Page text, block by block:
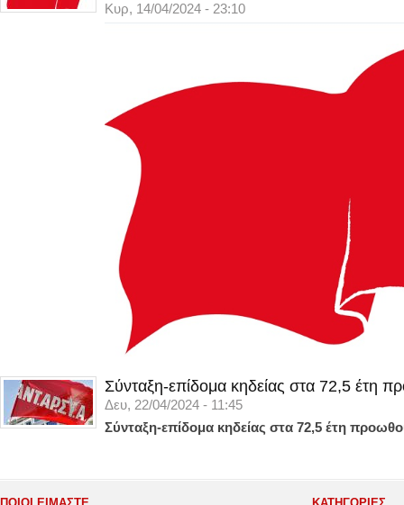
Κυρ, 14/04/2024 - 23:10
Σύνταξη-επίδομα κηδείας στα 72,5 έτη
Δευ, 22/04/2024 - 11:45
Σύνταξη-επίδομα κηδείας στα 72,5 έτη